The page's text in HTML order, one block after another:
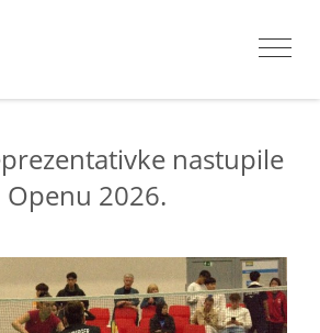
Toggle
nastupile
2026.